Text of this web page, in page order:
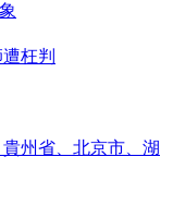
枉判
州省、北京市、湖